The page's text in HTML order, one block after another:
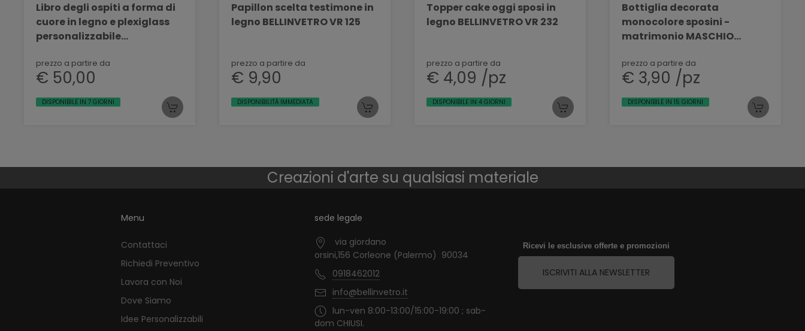
Libro degli ospiti a forma di
cuore in legno e plexiglass
personalizzabile
prezzo a partire da
€ 50,00
DISPONIBILE IN 7 GIORNI
Papillon scelta testimone in
legno BELLINVETRO VR 125
prezzo a partire da
€ 9,90
DISPONIBILITÀ IMMEDIATA
Topper cake oggi sposi in
legno BELLINVETRO VR 232
prezzo a partire da
€ 4,09 /pz
DISPONIBILE IN 4 GIORNI
Bottiglia decorata
monocolore sposini -
matrimonio MASCHIO
prezzo a partire da
€ 3,90 /pz
DISPONIBILE IN 15 GIORNI
Creazioni d'arte su qualsiasi materiale
Menu
Contattaci
Richiedi Preventivo
Lavora con Noi
Dove Siamo
Idee Personalizzabili
sede legale
via giordano
orsini,156 Corleone (Palermo) 90034
0918462012
info@bellinvetro.it
lun-ven 8:00-13:00/15:00-19:00 ; sab-
dom CHIUSI.
Ricevi le esclusive offerte e promozioni
ISCRIVITI ALLA NEWSLETTER